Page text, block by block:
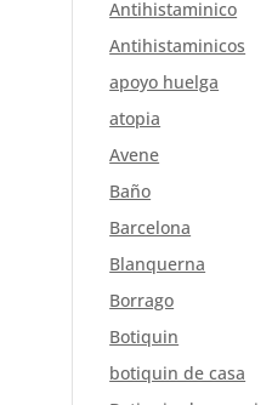
Antihistaminico
Antihistaminicos
apoyo huelga
atopia
Avene
Baño
Barcelona
Blanquerna
Borrago
Botiquin
botiquin de casa